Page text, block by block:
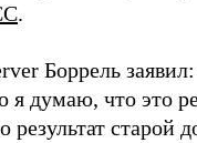
.
Боррель
думаю, что это
результат